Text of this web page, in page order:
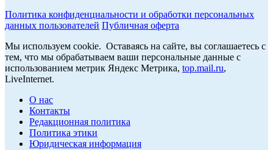
Политика конфиденциальности и обработки персональных
данных пользователей Публичная оферта
Мы используем cookie. Оставаясь на сайте, вы соглашаетесь с
тем, что мы обрабатываем ваши персональные данные с
использованием метрик Яндекс Метрика, top.mail.ru,
LiveInternet.
О нас
Контакты
Редакционная политика
Политика этики
Юридическая информация